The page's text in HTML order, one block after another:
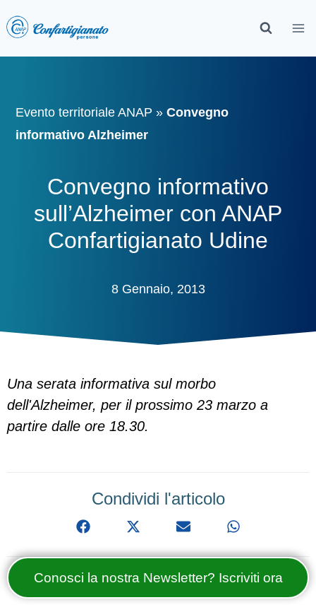
Evento territoriale ANAP »Convegno
informativo Alzheimer
Convegno informativo
sull’Alzheimer con ANAP
Confartigianato Udine
8 Gennaio, 2013
Una serata informativa sul morbo
dell'Alzheimer, per il prossimo 23 marzo a
partire dalle ore 18.30.
Condividi l'articolo
Conosci la nostra Newsletter? Iscriviti ora